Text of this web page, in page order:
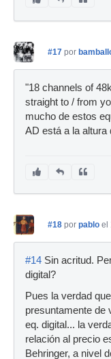
#17 por
"18 channels of
straight to / from
mucho de estos
AD está a la altura
#18 por pablo el
#14 Sin acritud.
digital?
Pues la verdad
presuntamente de
eq. digital... la
relación al precio
Behringer, a nivel